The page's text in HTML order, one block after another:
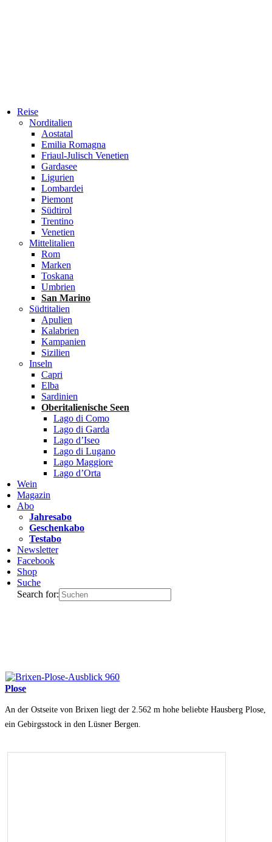
Reise
Norditalien
Aostatal
Emilia Romagna
Friaul-Julisch Venetien
Gardasee
Ligurien
Lombardei
Piemont
Südtirol
Trentino
Venetien
Mittelitalien
Rom
Marken
Toskana
Umbrien
San Marino
Südtitalien
Apulien
Kalabrien
Kampanien
Sizilien
Inseln
Capri
Elba
Sardinien
Oberitalienische Seen
Lago di Como
Lago di Garda
Lago d’Iseo
Lago di Lugano
Lago Maggiore
Lago d’Orta
Wein
Magazin
Abo
Jahresabo
Geschenkabo
Testabo
Newsletter
Facebook
Shop
Suche
Search for:
Plose
An der Ostseite von Brixen liegt der 2.562 m hohe beliebte Hausberg Plose,
ein Gebirgsstock in den Lüsner Bergen.